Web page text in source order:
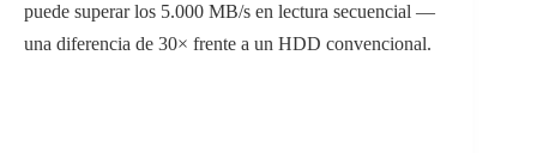
puede superar los 5.000 MB/s en lectura secuencial —
una diferencia de 30× frente a un HDD convencional.